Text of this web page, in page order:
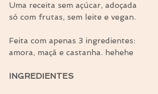
Uma receita sem açúcar, adoçada
só com frutas, sem leite e vegan.
Feita com apenas 3 ingredientes:
amora, maçã e castanha. hehehe
INGREDIENTES